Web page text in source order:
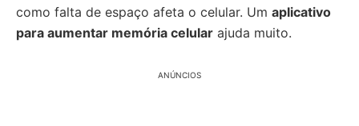
como falta de espaço afeta o celular. Um aplicativo
para aumentar memória celular ajuda muito.
ANÚNCIOS